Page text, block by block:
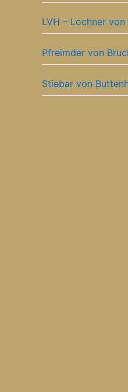
LVH – Lochner
Pfreimder von
Stiebar von